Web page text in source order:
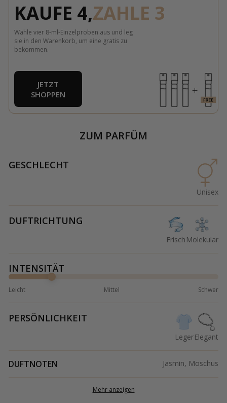
KAUFE 4,ZAHLE 3
Wähle vier 8-ml-Einzelproben aus und leg
sie in den Warenkorb, um eine gratis zu
bekommen.
JETZT
SHOPPEN
ZUM PARFÜM
GESCHLECHT
Unisex
DUFTRICHTUNG
Frisch Molekular
INTENSITÄT
Leicht Mittel Schwer
PERSÖNLICHKEIT
LegerElegant
DUFTNOTEN Jasmin, Moschus
Mehr anzeigen